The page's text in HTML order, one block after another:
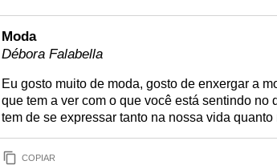
Moda
Débora Falabella
Eu gosto muito de moda, gosto de enxergar a
que tem a ver com o que você está sentindo no
tem de se expressar tanto na nossa vida
COPIAR